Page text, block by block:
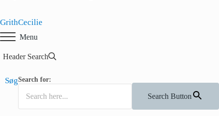
GrithCecilie
Menu
Header Search
SøgSearch for:
Search Button